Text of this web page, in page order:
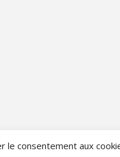
le consentement aux